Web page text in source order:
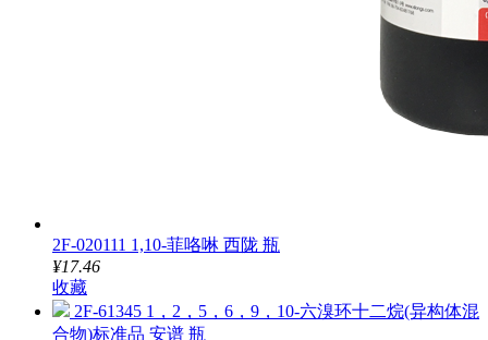
2F-020111 1,10-菲咯啉 西陇 瓶
¥17.46
收藏
2F-61345 1，2，5，6，9，10-六溴环十二烷(异构体混
合物)标准品 安谱 瓶